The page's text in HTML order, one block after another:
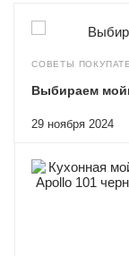
СОВЕТЫ
29 ноября 2024
Выбираем